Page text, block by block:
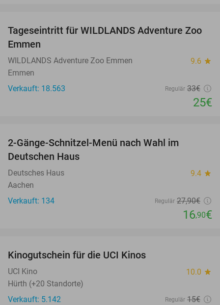
24%
Tageseintritt für WILDLANDS Adventure Zoo
Emmen
WILDLANDS Adventure Zoo Emmen 9.6 star
Emmen
Verkauft: 18.563
Regulär 33€
25€
2-Gänge-Schnitzel-Menü nach Wahl im
Deutschen Haus
Deutsches Haus 9.4 star
Aachen
Verkauft: 134
Regulär 27,90€
16,90€
Kinogutschein für die UCI Kinos
UCI Kino 10.0 star
Hürth (+20 Standorte)
Verkauft: 5.142
Regulär 15€